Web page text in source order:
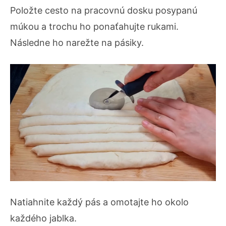
Položte cesto na pracovnú dosku posypanú
múkou a trochu ho ponaťahujte rukami.
Následne ho narežte na pásiky.
Natiahnite každý pás a omotajte ho okolo
každého jablka.